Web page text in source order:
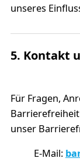
unseres
5. Kontakt
Für Fragen,
unser
E-Mail: